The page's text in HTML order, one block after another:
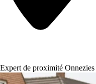
Expert de proximité Onnezies